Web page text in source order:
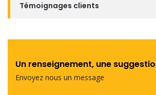
Témoignages clients
Un renseignement, une
Envoyez nous un message